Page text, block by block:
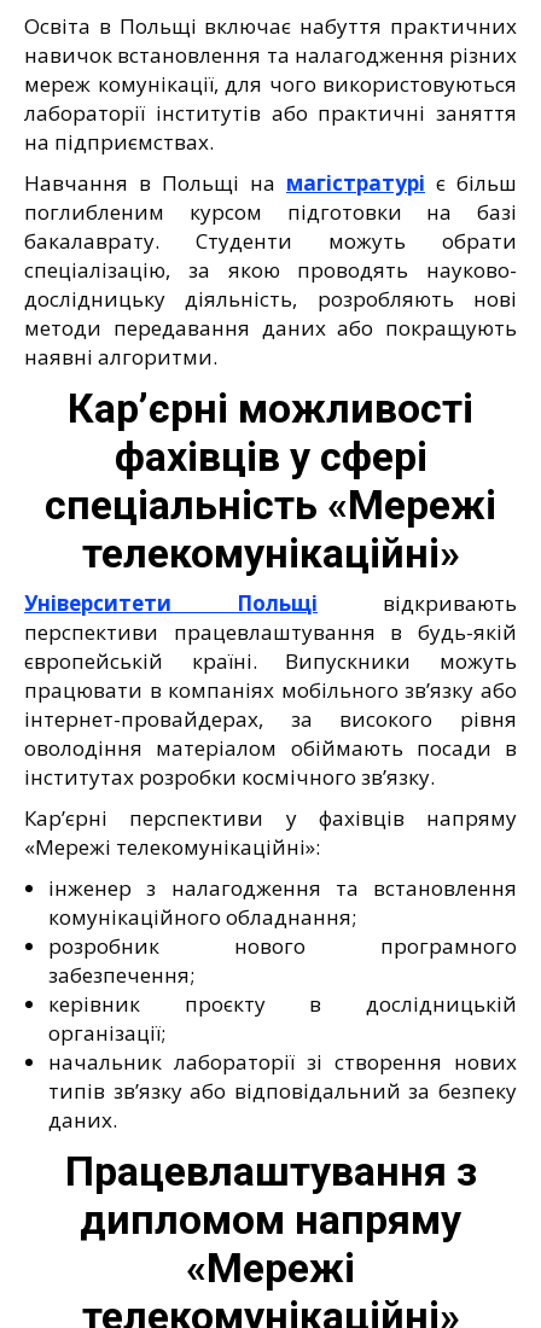
Освіта в Польщі включає набуття практичних
навичок встановлення та налагодження різних
мереж комунікації, для чого використовуються
лабораторії інститутів або практичні заняття
на підприємствах.
Навчання в Польщі на магістратурі є більш
поглибленим курсом підготовки на базі
бакалаврату. Студенти можуть обрати
спеціалізацію, за якою проводять науково-
дослідницьку діяльність, розробляють нові
методи передавання даних або покращують
наявні алгоритми.
Кар’єрні можливості
фахівців у сфері
спеціальність «Мережі
телекомунікаційні»
Університети Польщі відкривають
перспективи працевлаштування в будь-якій
європейській країні. Випускники можуть
працювати в компаніях мобільного зв’язку або
інтернет-провайдерах, за високого рівня
оволодіння матеріалом обіймають посади в
інститутах розробки космічного зв’язку.
Кар’єрні перспективи у фахівців напряму
«Мережі телекомунікаційні»:
інженер з налагодження та встановлення
комунікаційного обладнання;
розробник нового програмного
забезпечення;
керівник проєкту в дослідницькій
організації;
начальник лабораторії зі створення нових
типів зв’язку або відповідальний за безпеку
даних.
Працевлаштування з
дипломом напряму
«Мережі
телекомунікаційні»